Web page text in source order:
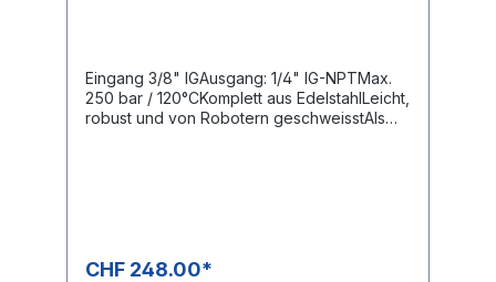
Eingang 3/8" IGAusgang: 1/4" IG-NPTMax.
250 bar / 120°CKomplett aus EdelstahlLeicht,
robust und von Robotern geschweisstAls
CHF 248.00*